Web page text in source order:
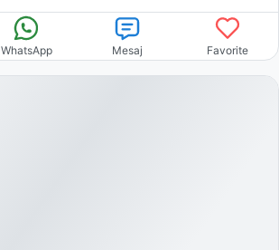
WhatsApp Mesaj Favorite